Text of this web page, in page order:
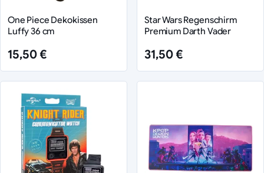
One Piece Dekokissen
Luffy 36 cm
15,50 €
Star Wars Regenschirm
Premium Darth Vader
31,50 €